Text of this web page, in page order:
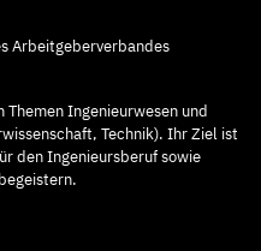
Arbeitgeberverbandes
Ingenieurwesen und
Technik). Ihr Ziel ist
den Ingenieursberuf sowie